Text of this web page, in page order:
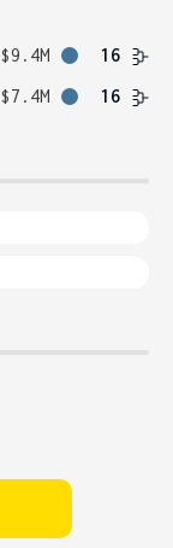
$9.4M
16
$7.4M 16